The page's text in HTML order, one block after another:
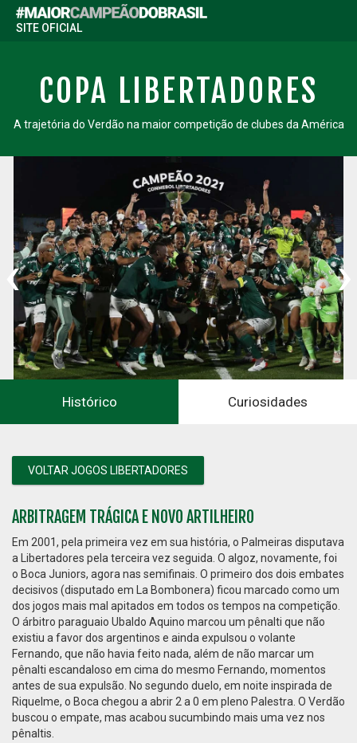
SITE OFICIAL
COPA LIBERTADORES
A trajetória do Verdão na maior competição de clubes da América
2021
‹ ›
Histórico Curiosidades
VOLTAR JOGOS LIBERTADORES
ARBITRAGEM TRÁGICA E NOVO ARTILHEIRO
Em 2001, pela primeira vez em sua história, o Palmeiras disputava
a Libertadores pela terceira vez seguida. O algoz, novamente, foi
o Boca Juniors, agora nas semifinais. O primeiro dos dois embates
decisivos (disputado em La Bombonera) ficou marcado como um
dos jogos mais mal apitados em todos os tempos na competição.
O árbitro paraguaio Ubaldo Aquino marcou um pênalti que não
existiu a favor dos argentinos e ainda expulsou o volante
Fernando, que não havia feito nada, além de não marcar um
pênalti escandaloso em cima do mesmo Fernando, momentos
antes de sua expulsão. No segundo duelo, em noite inspirada de
Riquelme, o Boca chegou a abrir 2 a 0 em pleno Palestra. O Verdão
buscou o empate, mas acabou sucumbindo mais uma vez nos
pênaltis.